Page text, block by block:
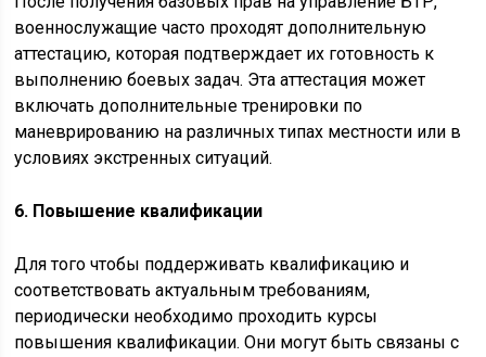
военнослужащие часто проходят дополнительную
аттестацию, которая подтверждает их готовность к
выполнению боевых задач. Эта аттестация может
включать дополнительные тренировки по
маневрированию на различных типах местности или в
условиях экстренных ситуаций.
6. Повышение квалификации
Для того чтобы поддерживать квалификацию и
соответствовать актуальным требованиям,
периодически необходимо проходить курсы
повышения квалификации. Они могут быть связаны с